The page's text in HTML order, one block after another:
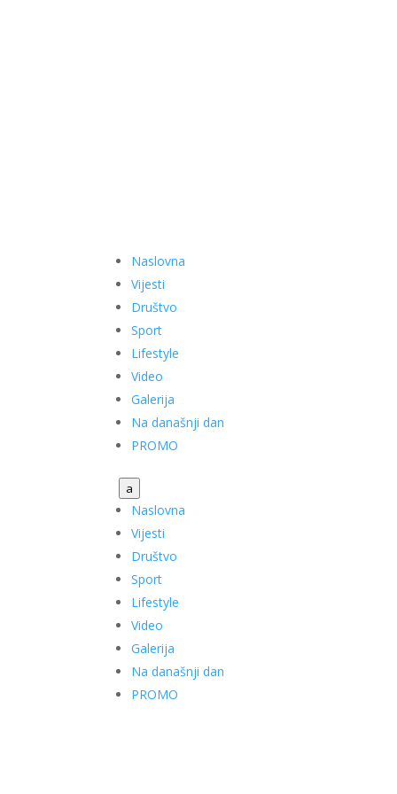
Naslovna
Vijesti
Društvo
Sport
Lifestyle
Video
Galerija
Na današnji dan
PROMO
a
Naslovna
Vijesti
Društvo
Sport
Lifestyle
Video
Galerija
Na današnji dan
PROMO